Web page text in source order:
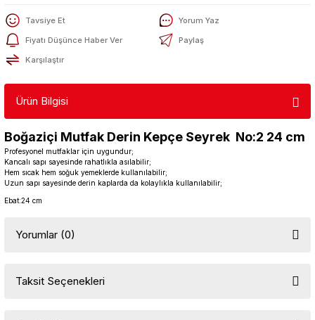
Tavsiye Et
Yorum Yaz
Fiyatı Düşünce Haber Ver
Paylaş
Karşılaştır
Ürün Bilgisi
Boğaziçi Mutfak Derin Kepçe Seyrek No:2 24 cm
Profesyonel mutfaklar için uygundur;
Kancalı sapı sayesinde rahatlıkla asılabilir;
Hem sıcak hem soğuk yemeklerde kullanılabilir;
Uzun sapı sayesinde derin kaplarda da kolaylıkla kullanılabilir;
Ebat:24 cm
Yorumlar (0)
Taksit Seçenekleri